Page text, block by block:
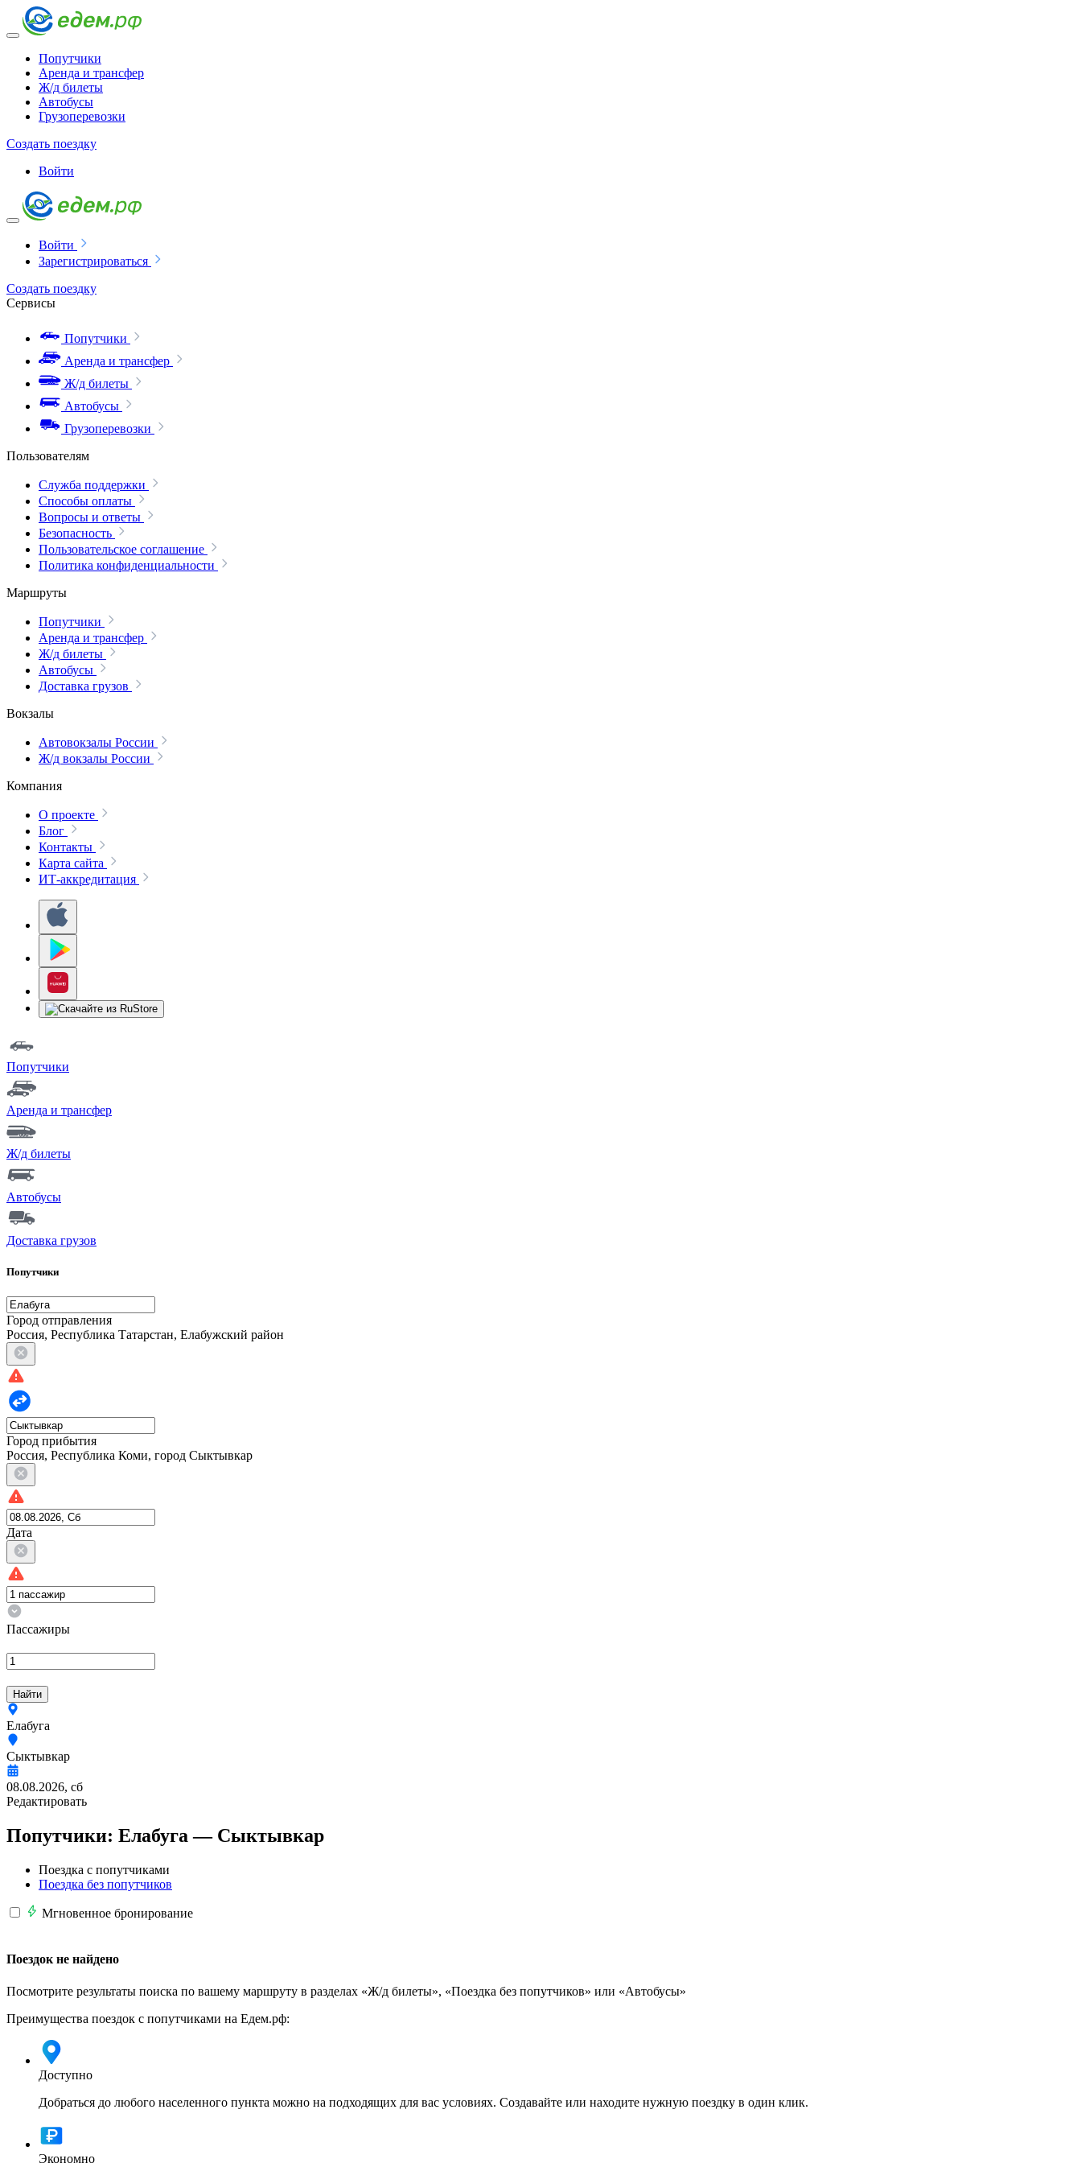
Попутчики
Аренда и трансфер
Ж/д билеты
Автобусы
Грузоперевозки
Создать поездку
Войти
Войти
Зарегистрироваться
Создать поездку
Сервисы
Попутчики
Аренда и трансфер
Ж/д билеты
Автобусы
Грузоперевозки
Пользователям
Служба поддержки
Способы оплаты
Вопросы и ответы
Безопасность
Пользовательское соглашение
Политика конфиденциальности
Маршруты
Попутчики
Аренда и трансфер
Ж/д билеты
Автобусы
Доставка грузов
Вокзалы
Автовокзалы России
Ж/д вокзалы России
Компания
О проекте
Блог
Контакты
Карта сайта
ИТ-аккредитация
Попутчики
Аренда и трансфер
Ж/д билеты
Автобусы
Доставка грузов
Попутчики
Город отправления
Россия, Республика Татарстан, Елабужский район
Город прибытия
Россия, Республика Коми, город Сыктывкар
Дата
Пассажиры
Найти
Елабуга
Сыктывкар
08.08.2026, сб
Редактировать
Попутчики: Елабуга — Сыктывкар
Поездка с попутчиками
Поездка без попутчиков
Мгновенное бронирование
Поездок не найдено
Посмотрите результаты поиска по вашему маршруту в разделах «Ж/д билеты», «Поездка без попутчиков» или «Автобусы»
Преимущества поездок с попутчиками на Едем.рф:
Доступно
Добраться до любого населенного пункта можно на подходящих для вас условиях. Создавайте или находите нужную поездку в один клик.
Экономно